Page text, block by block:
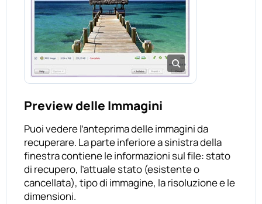
Preview delle Immagini
Puoi vedere l’anteprima delle immagini da
recuperare. La parte inferiore a sinistra della
finestra contiene le informazioni sul file: stato
di recupero, l’attuale stato (esistente o
cancellata), tipo di immagine, la risoluzione e le
dimensioni.